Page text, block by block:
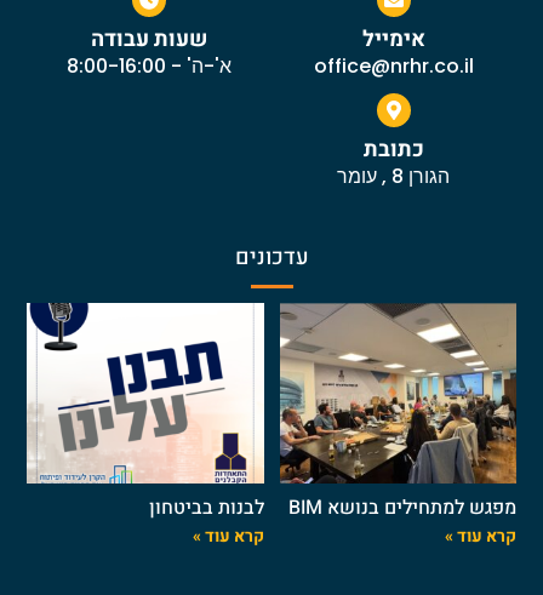
אימייל
office@nrhr.co.il
שעות עבודה
א'-ה' - 8:00-16:00
כתובת
הגורן 8 , עומר
עדכונים
מפגש למתחילים בנושא BIM
קרא עוד »
לבנות בביטחון
קרא עוד »